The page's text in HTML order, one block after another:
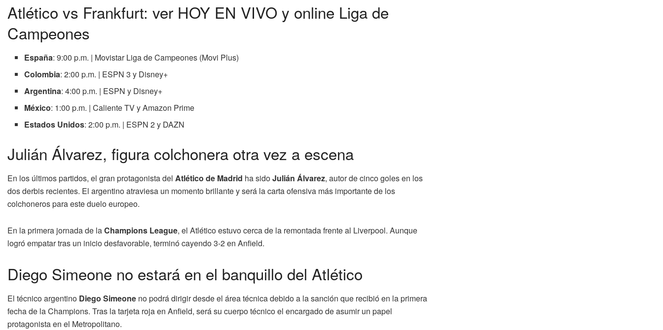
Atlético vs Frankfurt: ver HOY EN VIVO y online Liga de
Campeones
España: 9:00 p.m. | Movistar Liga de Campeones (Movi Plus)
Colombia: 2:00 p.m. | ESPN 3 y Disney+
Argentina: 4:00 p.m. | ESPN y Disney+
México: 1:00 p.m. | Caliente TV y Amazon Prime
Estados Unidos: 2:00 p.m. | ESPN 2 y DAZN
Julián Álvarez, figura colchonera otra vez a escena
En los últimos partidos, el gran protagonista del Atlético de Madrid ha sidoJulián Álvarez, autor de cinco goles en los
dos derbis recientes. El argentino atraviesa un momento brillante y será la carta ofensiva más importante de los
colchoneros para este duelo europeo.
En la primera jornada de laChampions League, el Atlético estuvo cerca de la remontada frente al Liverpool. Aunque
logró empatar tras un inicio desfavorable, terminó cayendo 3-2 en Anfield.
Diego Simeone no estará en el banquillo del Atlético
El técnico argentino Diego Simeone no podrá dirigir desde el área técnica debido a la sanción que recibió en la primera
fecha de la Champions. Tras la tarjeta roja en Anfield, será su cuerpo técnico el encargado de asumir un papel
protagonista en el Metropolitano.